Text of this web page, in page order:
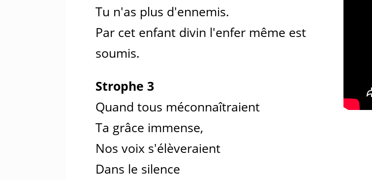
Tu n'as plus d'ennemis.
Par cet enfant divin l'enfer même est
soumis.
Strophe 3
Quand tous méconnaîtraient
Ta grâce immense,
Nos voix s'élèveraient
Dans le silence